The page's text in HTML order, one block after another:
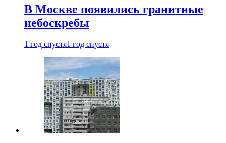
В Москве появились гранитные
небоскребы
1 год спустя1 год спустя